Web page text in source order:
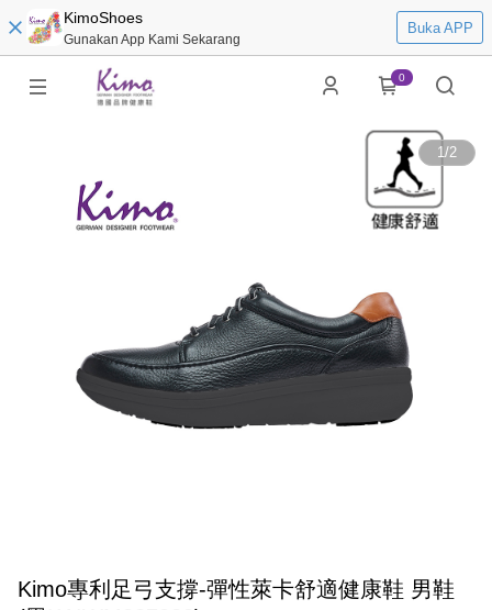
KimoShoes
Gunakan App Kami Sekarang
Buka APP
0
1/2
Kimo專利足弓支撐-彈性萊卡舒適健康鞋 男鞋